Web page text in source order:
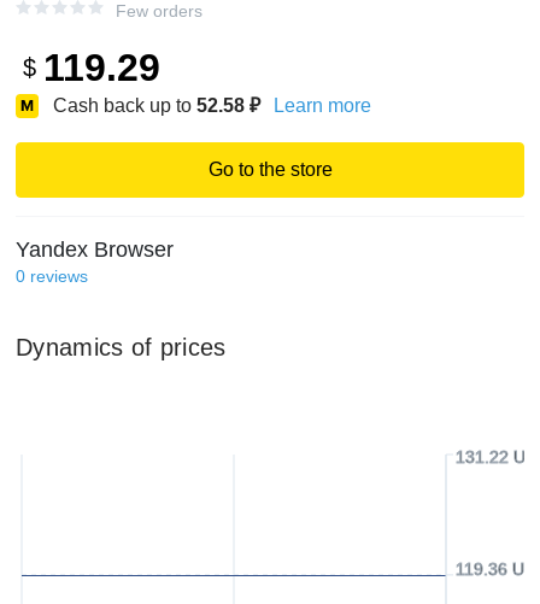
Few orders
$ 119.29
Cash back up to 52.58 ₽ Learn more
Go to the store
Yandex Browser
0 reviews
Dynamics of prices
119.36
131.22